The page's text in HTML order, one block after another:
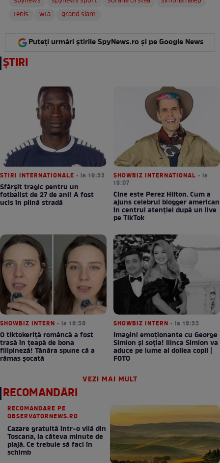
tenis
wta grand slam
Puteți urmări știrile SpyNews.ro și pe Google News
ȘTIRI
STIRI INTERNATIONALE • la 19:33
Sfârșit tragic pentru un
fotbalist de 27 de ani! A fost
ucis în plină stradă
SHOWBIZ INTERNATIONAL • la
19:07
Cine este Perez Hilton. Cum a
ajuns celebrul blogger american
în centrul atenției după un live
pe TikTok
SHOWBIZ INTERN • la 18:58
O tiktokeriță româncă a fost
trasă în țeapă de bona
filipineză! Tânăra spune că a
rămas șocată
SHOWBIZ INTERN • la 18:35
Imagini emoționante cu George
Simion și soția! Ilinca Simion va
aduce pe lume al doilea copil |
FOTO
VEZI MAI MULT
RECOMANDĂRI
RECOMANDARE PE
OBSERVATORNEWS.RO
Cazare gratuită într-o vilă din
Toscana, la câteva minute de
plajă. Ce trebuie să faci în
schimb